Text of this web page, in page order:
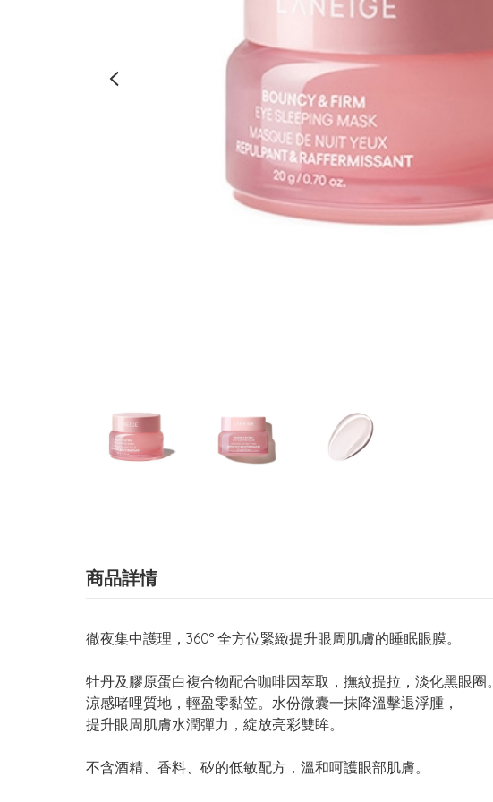
商品詳情
徹夜集中護理，360° 全方位緊緻提升眼周肌膚的睡眠眼膜。
牡丹及膠原蛋白複合物配合咖啡因萃取，撫紋提拉，淡化黑眼圈。
涼感啫哩質地，輕盈零黏笠。水份微囊一抹降溫擊退浮腫，
提升眼周肌膚水潤彈力，綻放亮彩雙眸。
不含酒精、香料、矽的低敏配方，溫和呵護眼部肌膚。